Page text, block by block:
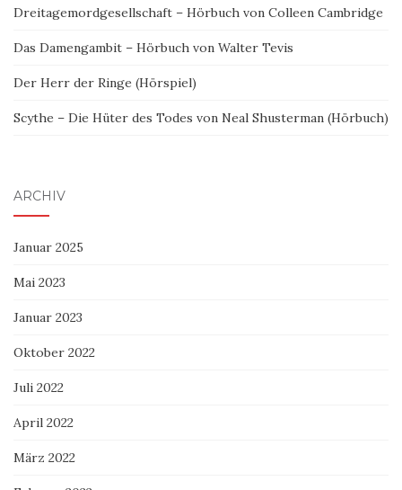
Dreitagemordgesellschaft – Hörbuch von Colleen Cambridge
Das Damengambit – Hörbuch von Walter Tevis
Der Herr der Ringe (Hörspiel)
Scythe – Die Hüter des Todes von Neal Shusterman (Hörbuch)
ARCHIV
Januar 2025
Mai 2023
Januar 2023
Oktober 2022
Juli 2022
April 2022
März 2022